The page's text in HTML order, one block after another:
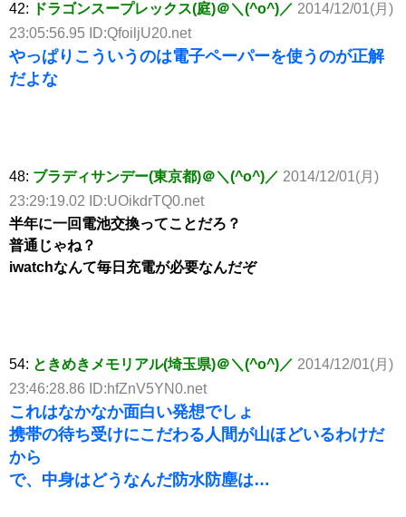
42: ドラゴンスープレックス(庭)＠＼(^o^)／ 2014/12/01(月)
23:05:56.95 ID:QfoiljU20.net
やっぱりこういうのは電子ペーパーを使うのが正解
だよな
48: ブラディサンデー(東京都)＠＼(^o^)／ 2014/12/01(月)
23:29:19.02 ID:UOikdrTQ0.net
半年に一回電池交換ってことだろ？
普通じゃね？
iwatchなんて毎日充電が必要なんだぞ
54: ときめきメモリアル(埼玉県)＠＼(^o^)／ 2014/12/01(月)
23:46:28.86 ID:hfZnV5YN0.net
これはなかなか面白い発想でしょ
携帯の待ち受けにこだわる人間が山ほどいるわけだ
から
で、中身はどうなんだ防水防塵は…